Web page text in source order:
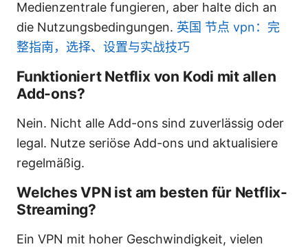
Medienzentrale fungieren, aber halte dich an
die Nutzungsbedingungen. 英国 节点 vpn：完
整指南，选择、设置与实战技巧
Funktioniert Netflix von Kodi mit allen
Add-ons?
Nein. Nicht alle Add-ons sind zuverlässig oder
legal. Nutze seriöse Add-ons und aktualisiere
regelmäßig.
Welches VPN ist am besten für Netflix-
Streaming?
Ein VPN mit hoher Geschwindigkeit, vielen